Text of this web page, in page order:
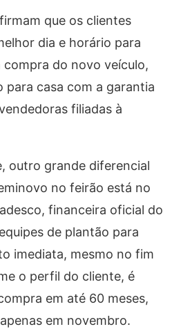
que os clientes
dia e horário para
compra do novo veículo,
para casa com a garantia
filiadas à
outro grande diferencial
no feirão está no
financeira oficial do
de plantão para
imediata, mesmo no fim
o perfil do cliente, é
em até 60 meses,
em novembro.